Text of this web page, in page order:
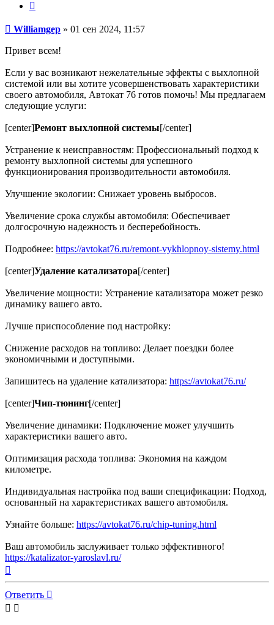
Сообщение
Williamgep » 01 сен 2024, 11:57
Привет всем!
Если у вас возникают нежелательные эффекты с выхлопной
системой или вы хотите усовершенствовать характеристики
своего автомобиля, Автокат 76 готов помочь! Мы предлагаем
следующие услуги:
[center]Ремонт выхлопной системы[/center]
Устранение к неисправностям: Профессиональный подход к
ремонту выхлопной системы для успешного
функционирования производительности автомобиля.
Улучшение экологии: Снижает уровень выбросов.
Увеличение срока службы автомобиля: Обеспечивает
долгосрочную надежность и бесперебойность.
Подробнее: https://avtokat76.ru/remont-vykhlopnoy-sistemy.html
[center]Удаление катализатора[/center]
Увеличение мощности: Устранение катализатора может резко
динамику вашего авто.
Лучше приспособление под настройку:
Снижение расходов на топливо: Делает поездки более
экономичными и доступными.
Запишитесь на удаление катализатора: https://avtokat76.ru/
[center]Чип-тюнинг[/center]
Увеличение динамики: Подключение может улучшить
характеристики вашего авто.
Оптимизация расхода топлива: Экономия на каждом
километре.
Индивидуальная настройка под ваши спецификации: Подход,
основанный на характеристиках вашего автомобиля.
Узнайте больше: https://avtokat76.ru/chip-tuning.html
Ваш автомобиль заслуживает только эффективного!
https://katalizator-yaroslavl.ru/
началу
Ответить